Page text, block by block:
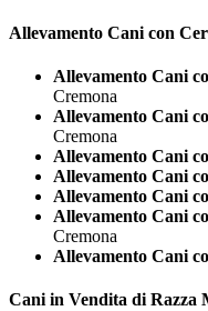
Allevamento Cani con
Allevamento Cani
Cremona
Allevamento Cani
Cremona
Allevamento Cani
Allevamento Cani
Allevamento Cani
Allevamento Cani
Cremona
Allevamento Cani
Cani in Vendita di Razza